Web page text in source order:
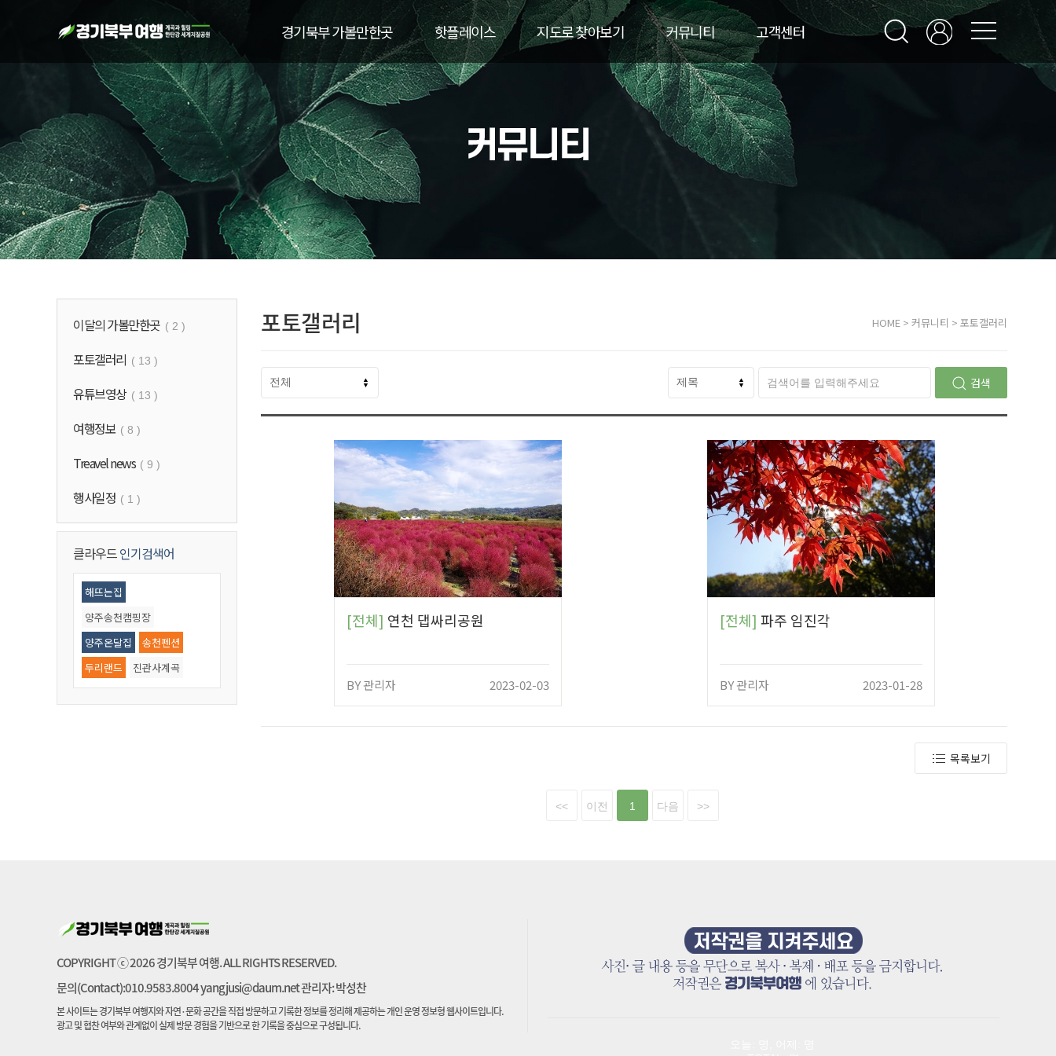
경기북부 가볼만한곳 핫플레이스 지도로 찾아보기 커뮤니티 고객센터
이달의 가볼만한곳 ( 2 )
포토갤러리 ( 13 )
유튜브영상 ( 13 )
여행정보 ( 8 )
Treavel news ( 9 )
행사일정 ( 1 )
클라우드인기검색어
해뜨는집
양주송천캠핑장
양주온달집
송천펜션
두리랜드
진관사계곡
우이동계곡
기산저수지
포토갤러리 HOME > 커뮤니티 > 포토갤러리
검색
[전체] 연천 댑싸리공원
BY관리자 2023-02-03
[전체] 파주 임진각
BY관리자 2023-01-28
목록보기
<< 이전 1 다음 >>
COPYRIGHT ⓒ 2026 경기북부 여행. ALL RIGHTS RESERVED.
문의(Contact):010.9583.8004 yangjusi@daum.net 관리자: 박성찬
본 사이트는 경기북부 여행지와 자연·문화 공간을 직접 방문하고 기록한 정보를 정리해 제공하는 개인 운영 정보형 웹사이트입니다.
광고 및 협찬 여부와 관계없이 실제 방문 경험을 기반으로 한 기록을 중심으로 구성됩니다.